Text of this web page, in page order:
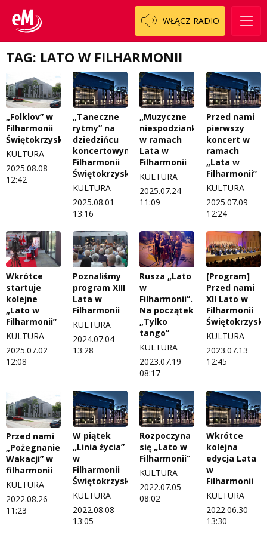
WŁĄCZ RADIO
Słowo Dnia
Tak wierzę
Weekend z blondynką
W starych Kielcach
Wszystko w temacie
Regulamin sklepu internetowego
Regulamin darowizn
Regulamin konkursu Zwierzak naszej klasy
Polityka prywatności
ZNAJDZIESZ NAS TAKŻE NA
TAG: LATO W FILHARMONII
„Folklov” w
Filharmonii
Świętokrzyskiej
KULTURA
2025.08.08
12:42
„Taneczne
rytmy” na
dziedzińcu
koncertowym
Filharmonii
Świętokrzyskiej
KULTURA
2025.08.01
13:16
„Muzyczne
niespodzianki”
w ramach
Lata w
Filharmonii
KULTURA
2025.07.24
11:09
Przed nami
pierwszy
koncert w
ramach
„Lata w
Filharmonii”
KULTURA
2025.07.09
12:24
Wkrótce
startuje
kolejne
„Lato w
Filharmonii”
KULTURA
2025.07.02
12:08
Poznaliśmy
program XIII
Lata w
Filharmonii
KULTURA
2024.07.04
13:28
Rusza „Lato
w
Filharmonii”.
Na początek
„Tylko
tango”
KULTURA
2023.07.19
08:17
[Program]
Przed nami
XII Lato w
Filharmonii
KULTURA
2023.07.13
12:45
Przed nami
„Pożegnanie
Wakacji” w
filharmonii
KULTURA
2022.08.26
11:23
W piątek
„Linia życia”
w
Filharmonii
Świętokrzyskiej
KULTURA
2022.08.08
13:05
Rozpoczyna
się „Lato w
Filharmonii”
KULTURA
2022.07.05
08:02
Wkrótce
kolejna
edycja Lata
w
Filharmonii
KULTURA
2022.06.30
13:30